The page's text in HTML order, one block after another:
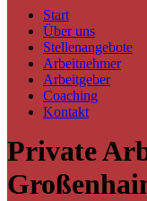
Start
Über uns
Stellenangebote
Arbeitnehmer
Arbeitgeber
Coaching
Kontakt
Private